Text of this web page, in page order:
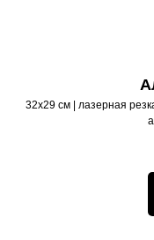
32х29 см | лазерная